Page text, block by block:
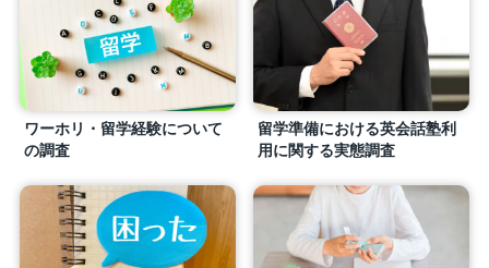
ワーホリ・留学経験について
の調査
留学準備における英会話塾利
用に関する実態調査